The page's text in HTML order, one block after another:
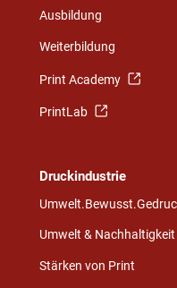
Ausbildung
Weiterbildung
Print Academy
PrintLab
Druckindustrie
Umwelt & Nachhaltigkeit
Stärken von Print